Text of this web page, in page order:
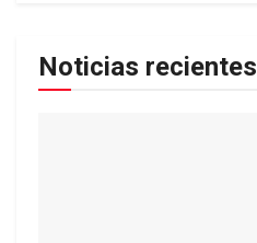
Noticias recientes